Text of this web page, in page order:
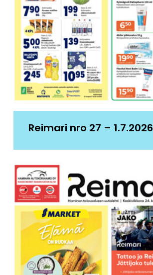
Reimari nro 27 – 1.7.2026